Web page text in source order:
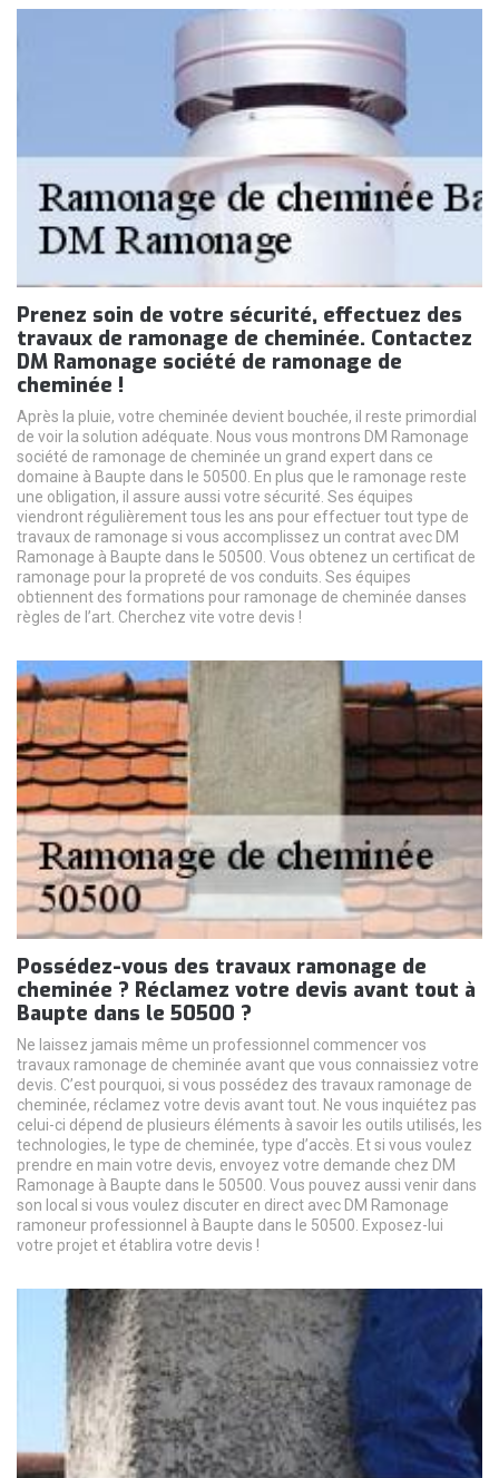
Prenez soin de votre sécurité, effectuez des
travaux de ramonage de cheminée. Contactez
DM Ramonage société de ramonage de
cheminée !
Après la pluie, votre cheminée devient bouchée, il reste primordial
de voir la solution adéquate. Nous vous montrons DM Ramonage
société de ramonage de cheminée un grand expert dans ce
domaine à Baupte dans le 50500. En plus que le ramonage reste
une obligation, il assure aussi votre sécurité. Ses équipes
viendront régulièrement tous les ans pour effectuer tout type de
travaux de ramonage si vous accomplissez un contrat avec DM
Ramonage à Baupte dans le 50500. Vous obtenez un certificat de
ramonage pour la propreté de vos conduits. Ses équipes
obtiennent des formations pour ramonage de cheminée danses
règles de l’art. Cherchez vite votre devis !
Possédez-vous des travaux ramonage de
cheminée ? Réclamez votre devis avant tout à
Baupte dans le 50500 ?
Ne laissez jamais même un professionnel commencer vos
travaux ramonage de cheminée avant que vous connaissiez votre
devis. C’est pourquoi, si vous possédez des travaux ramonage de
cheminée, réclamez votre devis avant tout. Ne vous inquiétez pas
celui-ci dépend de plusieurs éléments à savoir les outils utilisés, les
technologies, le type de cheminée, type d’accès. Et si vous voulez
prendre en main votre devis, envoyez votre demande chez DM
Ramonage à Baupte dans le 50500. Vous pouvez aussi venir dans
son local si vous voulez discuter en direct avec DM Ramonage
ramoneur professionnel à Baupte dans le 50500. Exposez-lui
votre projet et établira votre devis !